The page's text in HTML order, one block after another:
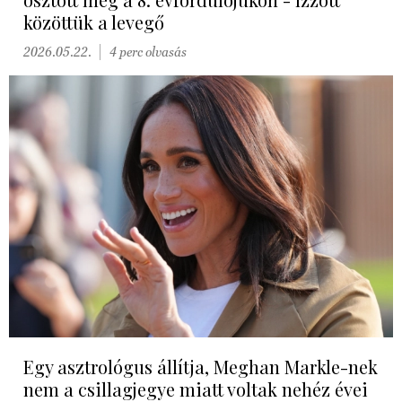
közöttük a levegő
2026.05.22. 4 perc olvasás
Egy asztrológus állítja, Meghan Markle-nek
nem a csillagjegye miatt voltak nehéz évei